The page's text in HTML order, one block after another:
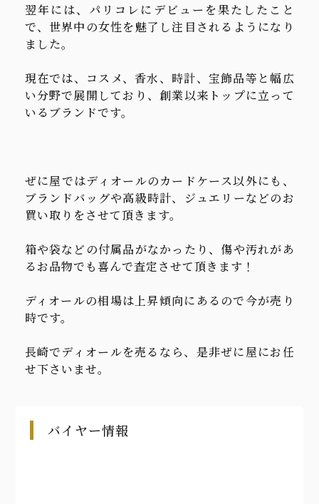
翌年には、パリコレにデビューを果たしたこと
で、世界中の女性を魅了し注目されるようになり
ました。
現在では、コスメ、香水、時計、宝飾品等と幅広
い分野で展開しており、創業以来トップに立って
いるブランドです。
ぜに屋ではディオールのカードケース以外にも、
ブランドバッグや高級時計、ジュエリーなどのお
買い取りをさせて頂きます。
箱や袋などの付属品がなかったり、傷や汚れがあ
るお品物でも喜んで査定させて頂きます！
ディオールの相場は上昇傾向にあるので今が売り
時です。
長崎でディオールを売るなら、是非ぜに屋にお任
せ下さいませ。
バイヤー情報